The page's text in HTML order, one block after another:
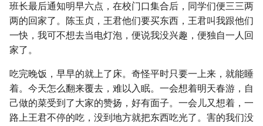
班长最后通知明早六点，在校门口集合后，同学们便三三两
两的回家了。陈玉贞，王君他们要买东西，王君叫我跟他们
一快，我可不想去当电灯泡，便说我没兴趣，便独自一人回
家了。
吃完晚饭，早早的就上了床。奇怪平时只要一上来，就能睡
着。今天怎么翻来覆去，难以入眠。一会想着明天春游，自
己做的菜受到了大家的赞扬，好有面子。一会儿又想着，一
路上王君不停的吃，没到地方就把东西吃光了。害的我们没